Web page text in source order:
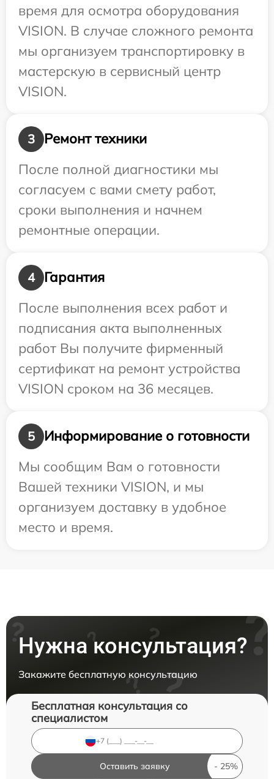
время для осмотра оборудования
VISION. В случае сложного ремонта
мы организуем транспортировку в
мастерскую в сервисный центр
VISION.
3
Ремонт техники
После полной диагностики мы
согласуем с вами смету работ,
сроки выполнения и начнем
ремонтные операции.
4
Гарантия
После выполнения всех работ и
подписания акта выполненных
работ Вы получите фирменный
сертификат на ремонт устройства
VISION сроком на 36 месяцев.
5
Информирование о готовности
Мы сообщим Вам о готовности
Вашей техники VISION, и мы
организуем доставку в удобное
место и время.
Нужна консультация?
Закажите бесплатную консультацию
Бесплатная консультация со
специалистом
Оставить заявку